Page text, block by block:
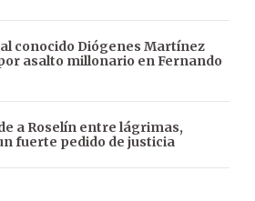
conocido Diógenes Martínez
asalto millonario en Fernando
a Roselín entre lágrimas,
fuerte pedido de justicia